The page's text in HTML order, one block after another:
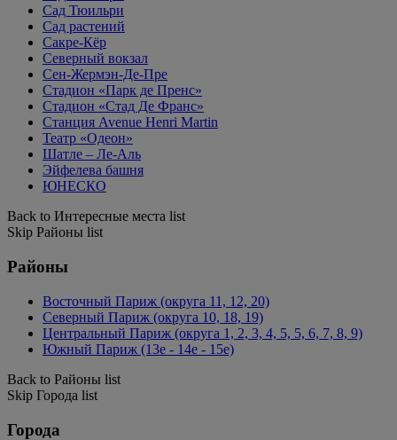
Сад Тюильри
Сад растений
Сакре-Кёр
Северный вокзал
Сен-Жермэн-Де-Пре
Стадион «Парк де Пренс»
Стадион «Стад Де Франс»
Станция Avenue Henri Martin
Театр «Одеон»
Шатле – Ле-Аль
Эйфелева башня
ЮНЕСКО
Back to Интересные места list
Skip Районы list
Районы
Восточный Париж (округа 11, 12, 20)
Северный Париж (округа 10, 18, 19)
Центральный Париж (округа 1, 2, 3, 4, 5, 5, 6, 7, 8, 9)
Южный Париж (13e - 14e - 15e)
Back to Районы list
Skip Города list
Города